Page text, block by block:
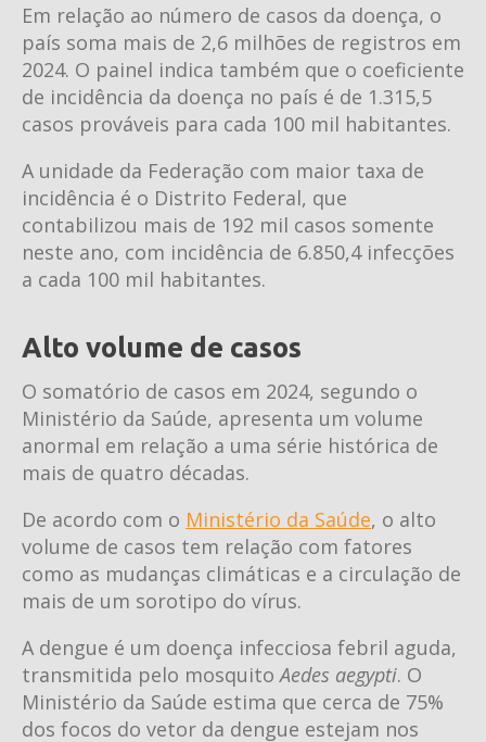
Em relação ao número de casos da doença, o
país soma mais de 2,6 milhões de registros em
2024. O painel indica também que o coeficiente
de incidência da doença no país é de 1.315,5
casos prováveis para cada 100 mil habitantes.
A unidade da Federação com maior taxa de
incidência é o Distrito Federal, que
contabilizou mais de 192 mil casos somente
neste ano, com incidência de 6.850,4 infecções
a cada 100 mil habitantes.
Alto volume de casos
O somatório de casos em 2024, segundo o
Ministério da Saúde, apresenta um volume
anormal em relação a uma série histórica de
mais de quatro décadas.
De acordo com o Ministério da Saúde, o alto
volume de casos tem relação com fatores
como as mudanças climáticas e a circulação de
mais de um sorotipo do vírus.
A dengue é um doença infecciosa febril aguda,
transmitida pelo mosquitoAedes aegypti. O
Ministério da Saúde estima que cerca de 75%
dos focos do vetor da dengue estejam nos